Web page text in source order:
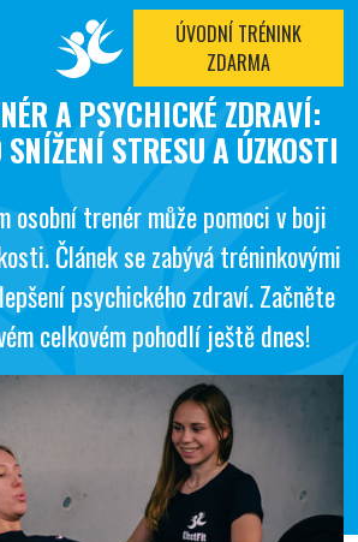
ÚVODNÍ TRÉNINK
ZDARMA
A PSYCHICKÉ ZDRAVÍ:
STRESU A ÚZKOSTI
osobní trenér může pomoci v boji
Článek se zabývá tréninkovými
psychického zdraví. Začněte
celkovém pohodlí ještě dnes!